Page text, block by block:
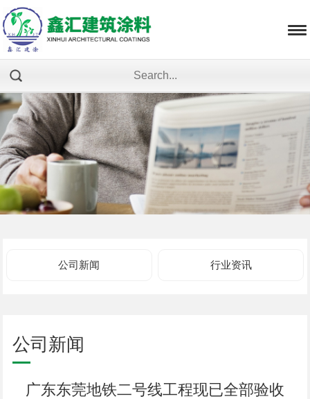
公司新闻 行业资讯
公司新闻
广东东莞地铁二号线工程现已全部验收